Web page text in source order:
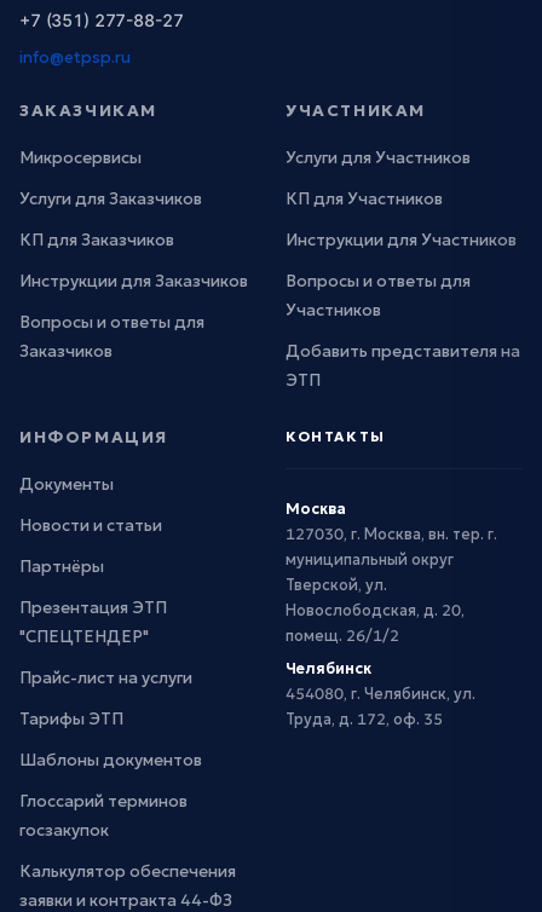
+7 (351) 277-88-27
info@etpsp.ru
ЗАКАЗЧИКАМ
Микросервисы
Услуги для Заказчиков
КП для Заказчиков
Инструкции для Заказчиков
Вопросы и ответы для
Заказчиков
УЧАСТНИКАМ
Услуги для Участников
КП для Участников
Инструкции для Участников
Вопросы и ответы для
Участников
Добавить представителя на
ЭТП
ИНФОРМАЦИЯ
Документы
Новости и статьи
Партнёры
Презентация ЭТП
"СПЕЦТЕНДЕР"
Прайс-лист на услуги
Тарифы ЭТП
Шаблоны документов
Глоссарий терминов
госзакупок
Калькулятор обеспечения
заявки и контракта 44-ФЗ
КОНТАКТЫ
Москва
127030, г. Москва, вн. тер. г.
муниципальный округ
Тверской, ул.
Новослободская, д. 20,
помещ. 26/1/2
Челябинск
454080, г. Челябинск, ул.
Труда, д. 172, оф. 35